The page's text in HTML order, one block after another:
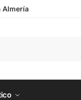
Almería